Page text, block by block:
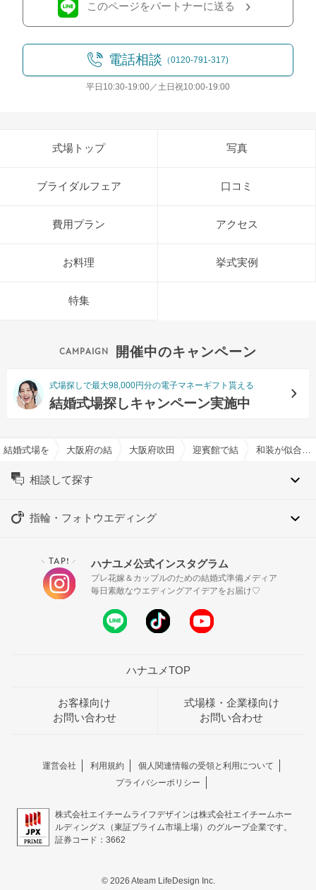
このページをパートナーに送る
電話相談 （0120-791-317)
平日10:30-19:00／土日祝10:00-19:00
式場トップ 写真
ブライダルフェア 口コミ
費用プラン アクセス
お料理 挙式実例
特集
開催中のキャンペーン
式場探しで最大98,000円分の電子マネーギフト貰える
結婚式場探しキャンペーン実施中
結婚式場を探すならハナユメ
大阪府の結婚式場一覧大阪府吹田市の結婚式場一覧
迎賓館で結婚式 和装が似合う・和婚特集
相談して探す
指輪・フォトウエディング
＼ TAP! ／ ハナユメ公式インスタグラム
プレ花嫁＆カップルのための結婚式準備メディア
毎日素敵なウエディングアイデアをお届け♡
ハナユメTOP
お客様向け
お問い合わせ
式場様・企業様向け
お問い合わせ
運営会社 利用規約
個人関連情報の受領と利用について
プライバシーポリシー
株式会社エイチームライフデザインは株式会社エイチームホー
ルディングス（東証プライム市場上場）のグループ企業です。
証券コード：3662
© 2026 Ateam LifeDesign Inc.